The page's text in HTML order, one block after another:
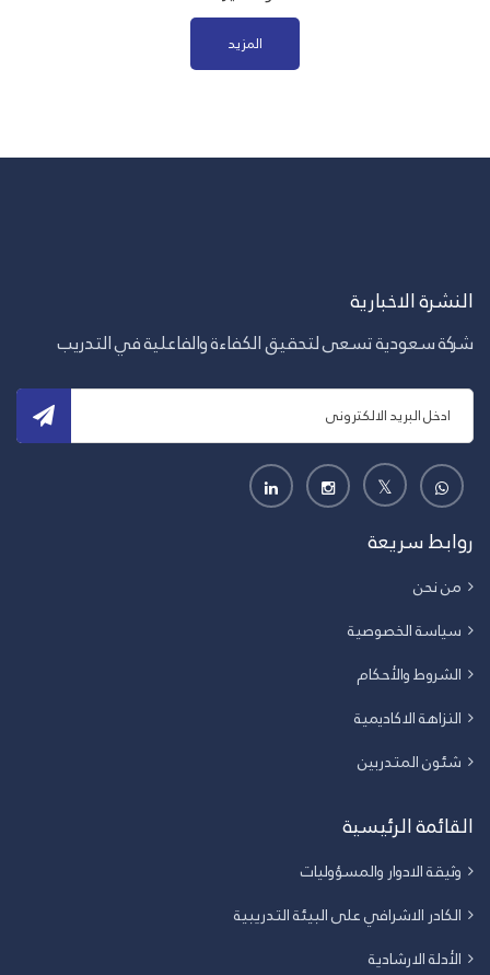
المزيد
النشرة الاخبارية
شركة سعودية تسعى لتحقيق الكفاءة والفاعلية في التدريب
روابط سريعة
من نحن
سياسة الخصوصية
الشروط والأحكام
النزاهة الاكاديمية
شئون المتدربين
القائمة الرئيسية
وثيقة الادوار والمسؤوليات
الكادر الاشرافي على البيئة التدريبية
الأدلة الارشادية